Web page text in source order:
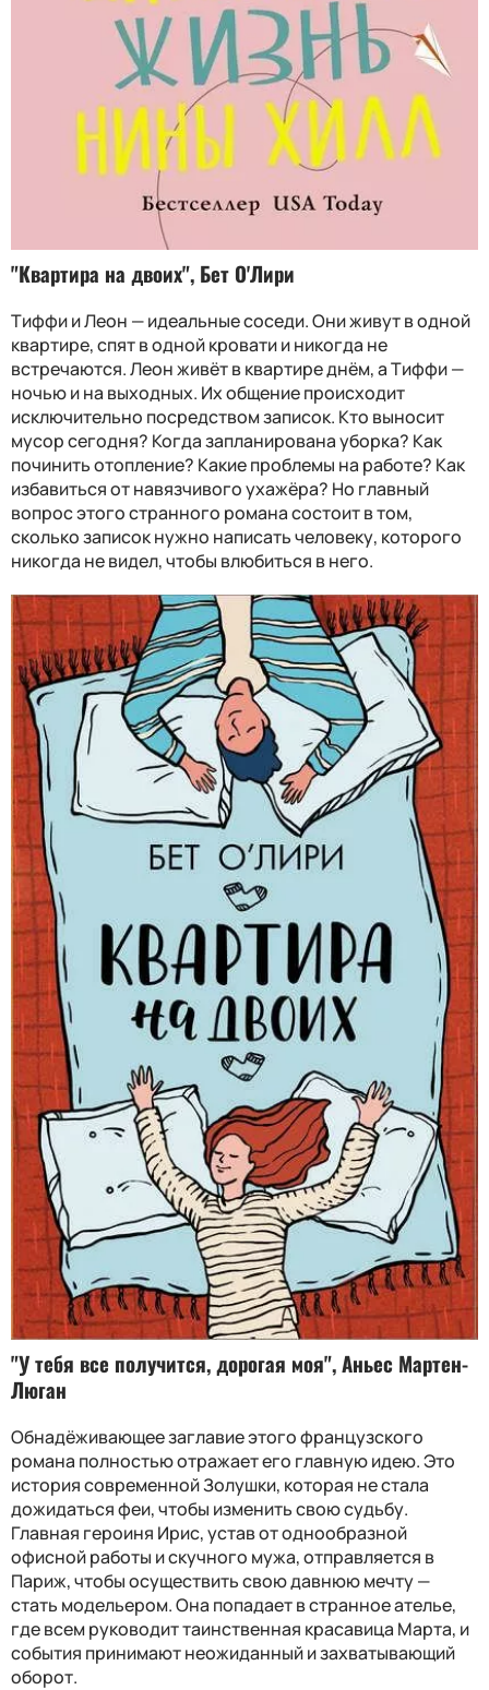
"Квартира на двоих", Бет О'Лири
Тиффи и Леон — идеальные соседи. Они живут в одной
квартире, спят в одной кровати и никогда не
встречаются. Леон живёт в квартире днём, а Тиффи —
ночью и на выходных. Их общение происходит
исключительно посредством записок. Кто выносит
мусор сегодня? Когда запланирована уборка? Как
починить отопление? Какие проблемы на работе? Как
избавиться от навязчивого ухажёра? Но главный
вопрос этого странного романа состоит в том,
сколько записок нужно написать человеку, которого
никогда не видел, чтобы влюбиться в него.
"У тебя все получится, дорогая моя", Аньес Мартен-
Люган
Обнадёживающее заглавие этого французского
романа полностью отражает его главную идею. Это
история современной Золушки, которая не стала
дожидаться феи, чтобы изменить свою судьбу.
Главная героиня Ирис, устав от однообразной
офисной работы и скучного мужа, отправляется в
Париж, чтобы осуществить свою давнюю мечту —
стать модельером. Она попадает в странное ателье,
где всем руководит таинственная красавица Марта, и
события принимают неожиданный и захватывающий
оборот.